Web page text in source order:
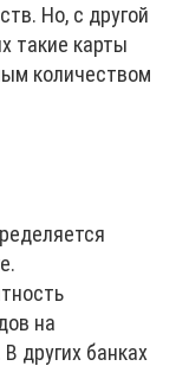
Но, с другой
такие карты
количеством
на
других банках